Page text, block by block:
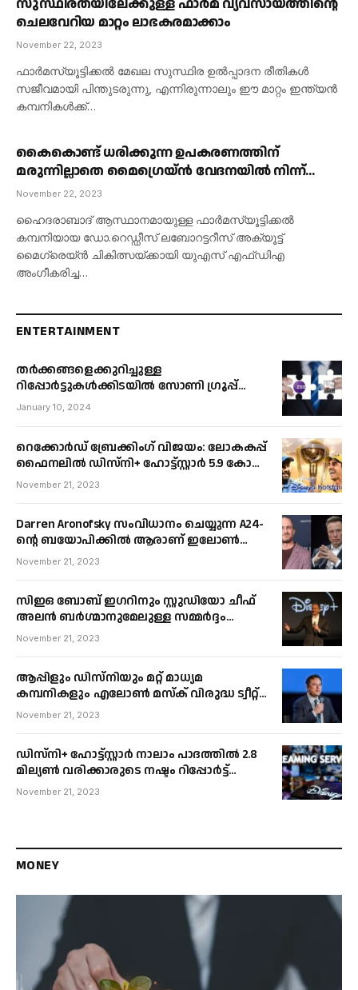
സുസ്ഥിരതയിലേക്കുള്ള ഫാർമ വ്യവസായത്തിന്റെ
ചെലവേറിയ മാറ്റം ലാഭകരമാക്കാം
November 22, 2023
ഫാർമസ്യൂട്ടിക്കൽ മേഖല സുസ്ഥിര ഉൽപ്പാദന രീതികൾ
സജീവമായി പിന്തുടരുന്നു, എന്നിരുന്നാലും ഈ മാറ്റം ഇന്ത്യൻ
കമ്പനികൾക്ക്…
കൈകൊണ്ട് ധരിക്കുന്ന ഉപകരണത്തിന്
മരുന്നില്ലാതെ മൈഗ്രെയ്ൻ വേദനയിൽ നിന്ന്
ആശ്വാസം ലഭിക്കുന്നു
November 22, 2023
ഹൈദരാബാദ് ആസ്ഥാനമായുള്ള ഫാർമസ്യൂട്ടിക്കൽ
കമ്പനിയായ ഡോ.റെഡ്ഡീസ് ലബോറട്ടറീസ് അക്യൂട്ട്
മൈഗ്രെയ്ൻ ചികിത്സയ്ക്കായി യുഎസ് എഫ്ഡിഎ
അംഗീകരിച്ച…
ENTERTAINMENT
തർക്കങ്ങളെക്കുറിച്ചുള്ള
റിപ്പോർട്ടുകൾക്കിടയിൽ സോണി ഗ്രൂപ്പ്
സീയുമായുള്ള ലയനം സംബന്ധിച്ച
January 10, 2024
റെക്കോർഡ് ബ്രേക്കിംഗ് വിജയം: ലോകകപ്പ്
ഫൈനലിൽ ഡിസ്നി+ ഹോട്ട്സ്റ്റാർ 5.9 കോടി
കൺകറന്റ് വ്യൂവർഷിപ്പ് നേടി.
November 21, 2023
Darren Aronofsky സംവിധാനം ചെയ്യുന്ന A24-
ന്റെ ബയോപിക്കിൽ ആരാണ് ഇലോൺ
മസ്‌കിന്റെ വേഷം ചെയ്യുന്നത്
എന്നതിനെക്കുറിച്ചുള്ള ഊഹാപോഹങ്ങൾ.
November 21, 2023
സിഇഒ ബോബ് ഇഗറിനും സ്റ്റുഡിയോ ചീഫ്
അലൻ ബർഗ്മാനുമേലുള്ള സമ്മർദ്ദം
വർദ്ധിപ്പിക്കാൻ ഡിസ്നിയുടെ ബോക്സ്
November 21, 2023
ആപ്പിളും ഡിസ്നിയും മറ്റ് മാധ്യമ
കമ്പനികളും എലോൺ മസ്‌ക് വിരുദ്ധ ട്വീറ്റ്
വർദ്ധിപ്പിച്ചതിന് ശേഷം എക്‌സിൽ പരസ്യം
November 21, 2023
ഡിസ്നി+ ഹോട്ട്സ്റ്റാർ നാലാം പാദത്തിൽ 2.8
മില്യൺ വരിക്കാരുടെ നഷ്ടം റിപ്പോർട്ട്
ചെയ്തു, ഈ വർഷം മൊത്തം 23.8 മില്യൺ
November 21, 2023
MONEY